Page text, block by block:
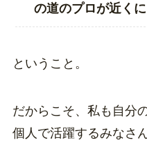
の道のプロが近く
ということ。
だからこそ、私も自分
個人で活躍するみなさ